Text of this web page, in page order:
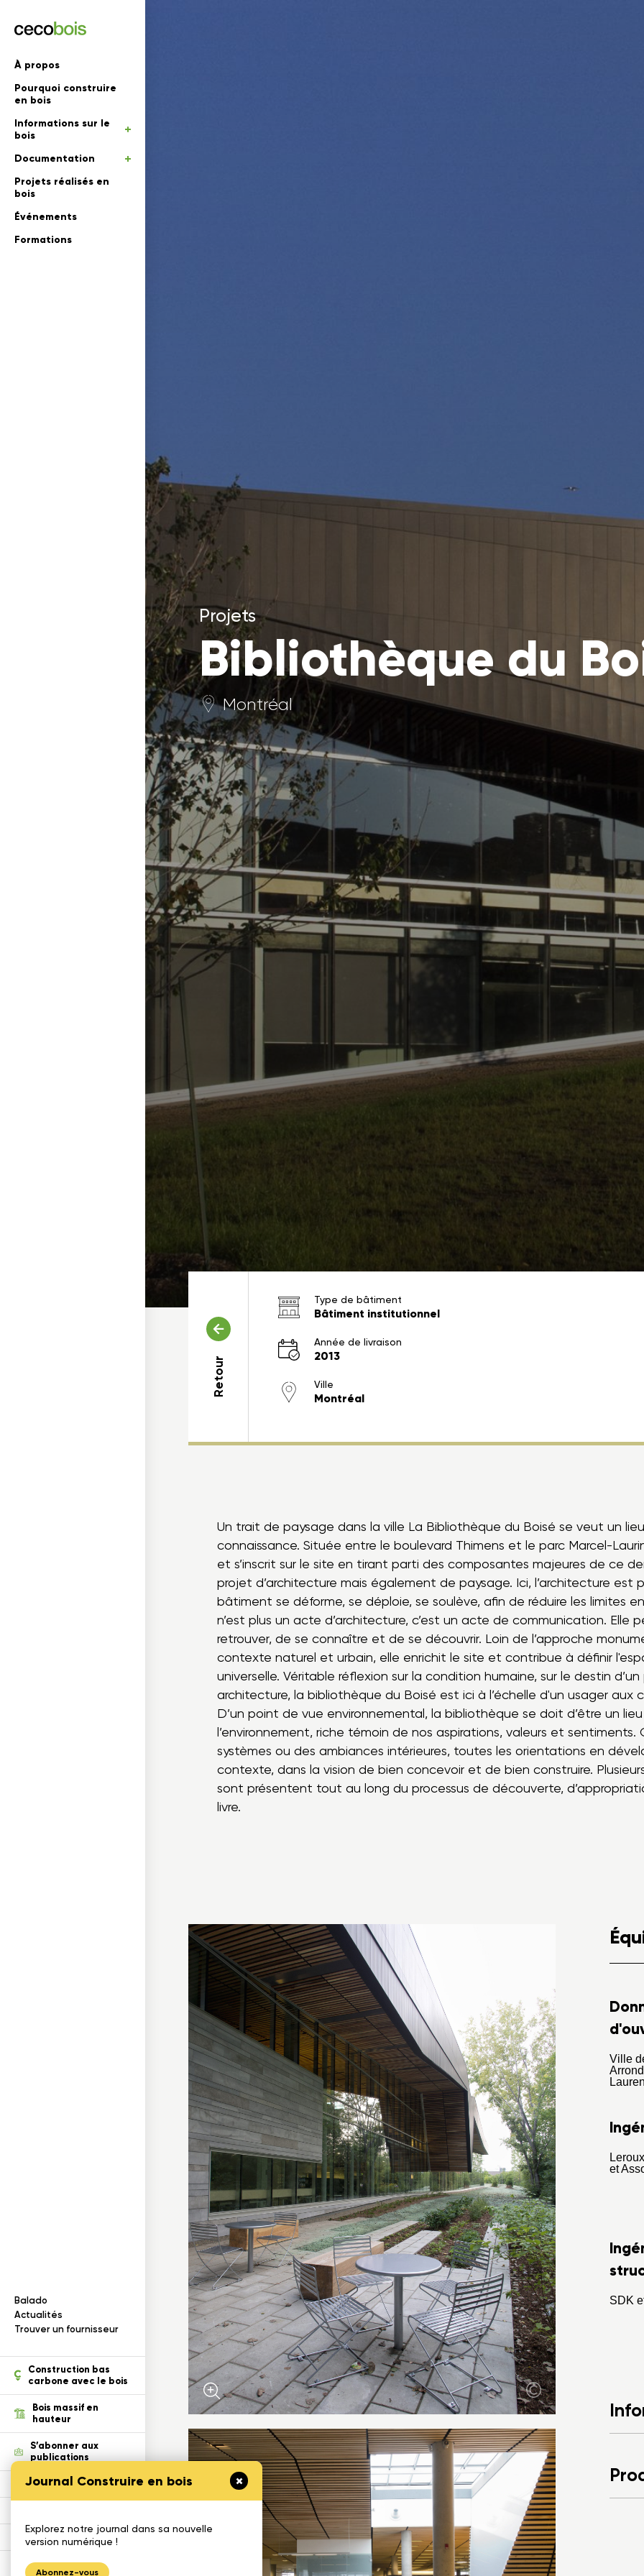
À propos
Pourquoi construire
en bois
Informations sur le
bois
Documentation
Projets réalisés en
bois
Événements
Formations
Balado
Actualités
Trouver un fournisseur
Construction bas
carbone avec le bois
Bois massif en
hauteur
S’abonner aux
publications
Défi Cecobois
Gestimat
Calculatrices
Journal Construire en bois
Explorez notre journal dans sa nouvelle
version numérique !
Abonnez-vous
des renseignements
s
en bois
Documentation
Projets
Bibliothèque du
Montréal
Retour
Type de bâtiment
Bâtiment institutionnel
Année de livraison
2013
Ville
Montréal
Un trait de paysage dans la ville La Bibliothèque du Boisé se veut un
connaissance. Située entre le boulevard Thimens et le parc Marcel-
et s’inscrit sur le site en tirant parti des composantes majeures de ce
projet d’architecture mais également de paysage. Ici, l’architecture
bâtiment se déforme, se déploie, se soulève, afin de réduire les limites
n’est plus un acte d’architecture, c’est un acte de communication. Elle
retrouver, de se connaître et de se découvrir. Loin de l’approche
contexte naturel et urbain, elle enrichit le site et contribue à définir
universelle. Véritable réflexion sur la condition humaine, sur le destin
architecture, la bibliothèque du Boisé est ici à l’échelle d'un usager aux
D’un point de vue environnemental, la bibliothèque se doit d’être un
l’environnement, riche témoin de nos aspirations, valeurs et
systèmes ou des ambiances intérieures, toutes les orientations en
contexte, dans la vision de bien concevoir et de bien construire.
sont présentent tout au long du processus de découverte,
livre.
Ville
et
SDK